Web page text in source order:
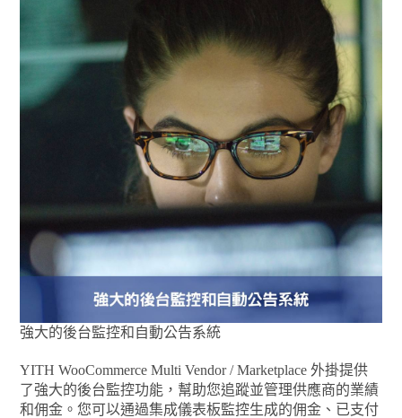
強大的後台監控和自動公告系統
YITH WooCommerce Multi Vendor / Marketplace 外掛提供
了強大的後台監控功能，幫助您追蹤並管理供應商的業績
和佣金。您可以通過集成儀表板監控生成的佣金、已支付